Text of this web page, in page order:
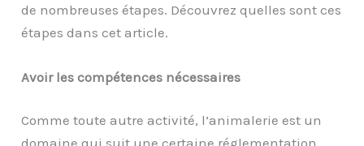
de nombreuses étapes. Découvrez quelles sont ces
étapes dans cet article.
Avoir les compétences nécessaires
Comme toute autre activité, l’animalerie est un